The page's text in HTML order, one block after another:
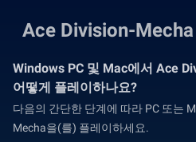
Ace Division-
Windows PC 및 Mac에서 Ace
어떻게 플레이하나요?
다음의 간단한 단계에 따라 PC 또는
Mecha을(를) 플레이하세요.